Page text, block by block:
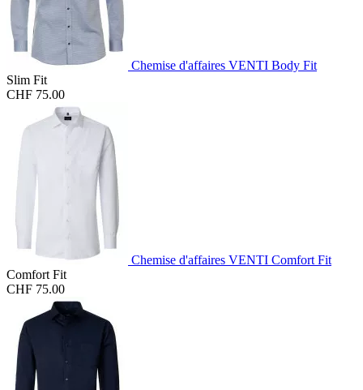
Chemise d'affaires VENTI Body Fit
Slim Fit
CHF 75.00
Chemise d'affaires VENTI Comfort Fit
Comfort Fit
CHF 75.00